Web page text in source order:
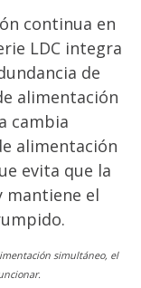
continua en
LDC integra
de
alimentación
cambia
alimentación
evita que la
mantiene el
simultáneo, el